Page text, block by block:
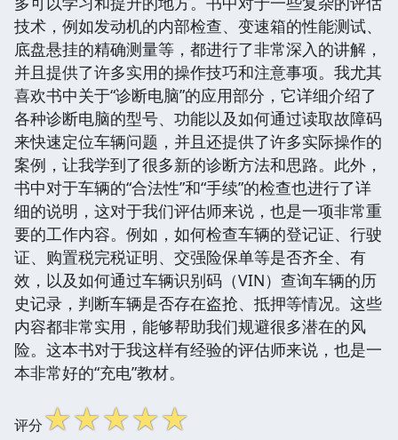
技术，例如发动机的内部检查、变速箱的性能测试、
底盘悬挂的精确测量等，都进行了非常深入的讲解，
并且提供了许多实用的操作技巧和注意事项。我尤其
喜欢书中关于“诊断电脑”的应用部分，它详细介绍了
各种诊断电脑的型号、功能以及如何通过读取故障码
来快速定位车辆问题，并且还提供了许多实际操作的
案例，让我学到了很多新的诊断方法和思路。此外，
书中对于车辆的“合法性”和“手续”的检查也进行了详
细的说明，这对于我们评估师来说，也是一项非常重
要的工作内容。例如，如何检查车辆的登记证、行驶
证、购置税完税证明、交强险保单等是否齐全、有
效，以及如何通过车辆识别码（VIN）查询车辆的历
史记录，判断车辆是否存在盗抢、抵押等情况。这些
内容都非常实用，能够帮助我们规避很多潜在的风
险。这本书对于我这样有经验的评估师来说，也是一
本非常好的“充电”教材。
评分☆☆☆☆☆